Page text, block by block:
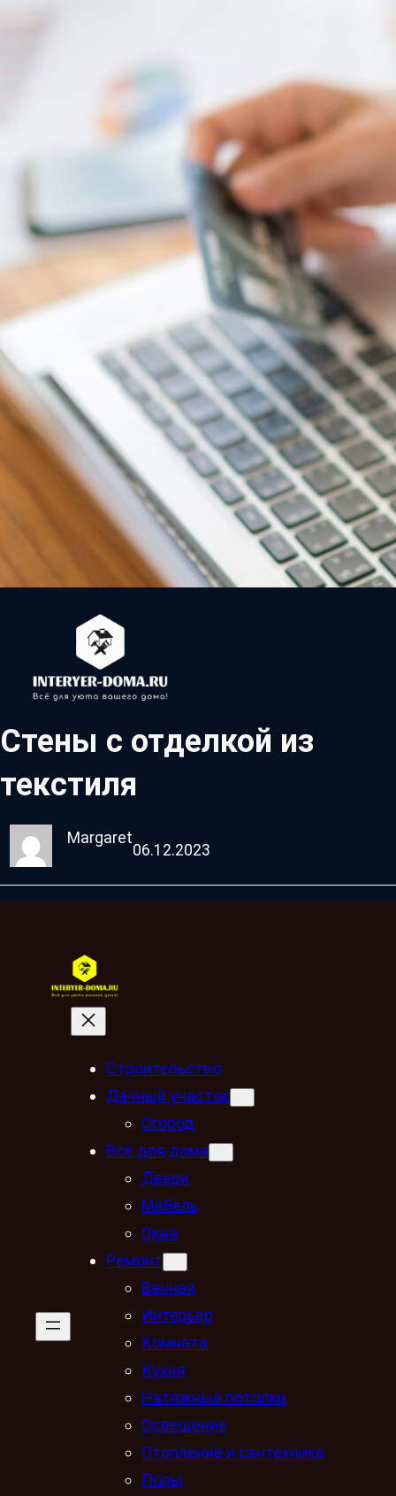
Стены с отделкой из
текстиля
Margaret
06.12.2023
Строительство
Дачный участок
Огород
Всё для дома
Двери
Мебель
Окна
Ремонт
Ванная
Интерьер
Комната
Кухня
Натяжные потолки
Освещение
Отопление и сантехника
Полы